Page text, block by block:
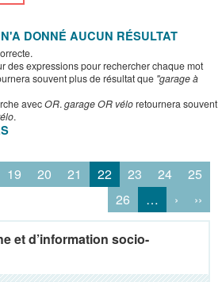
DONNÉ AUCUN RÉSULTAT
des expressions pour rechercher chaque mot
souvent plus de résultat que "garage à
avecOR. garage OR véloretournera souvent
.
19 20 21 22 23 24
25
26
… › ››
et d’information socio-